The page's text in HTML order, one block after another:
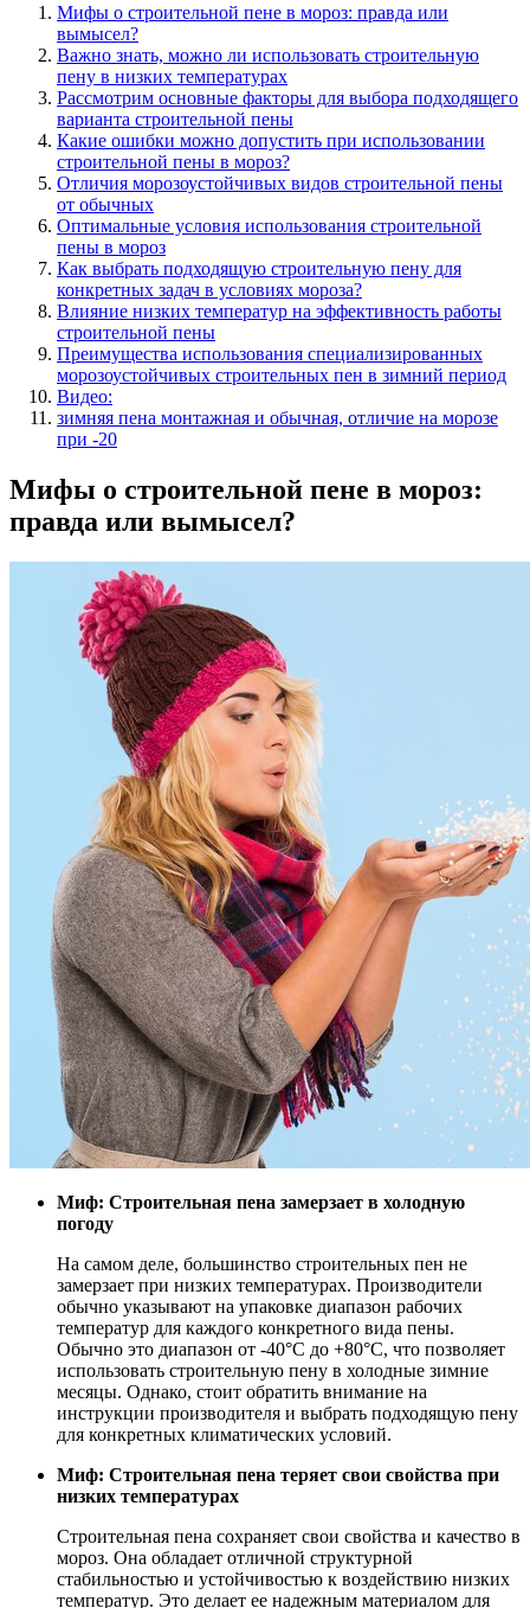
Мифы о строительной пене в мороз: правда или
вымысел?
Важно знать, можно ли использовать строительную
пену в низких температурах
Рассмотрим основные факторы для выбора подходящего
варианта строительной пены
Какие ошибки можно допустить при использовании
строительной пены в мороз?
Отличия морозоустойчивых видов строительной пены
от обычных
Оптимальные условия использования строительной
пены в мороз
Как выбрать подходящую строительную пену для
конкретных задач в условиях мороза?
Влияние низких температур на эффективность работы
строительной пены
Преимущества использования специализированных
морозоустойчивых строительных пен в зимний период
Видео:
зимняя пена монтажная и обычная, отличие на морозе
при -20
Мифы о строительной пене в мороз:
правда или вымысел?
Миф: Строительная пена замерзает в холодную
погоду
На самом деле, большинство строительных пен не
замерзает при низких температурах. Производители
обычно указывают на упаковке диапазон рабочих
температур для каждого конкретного вида пены.
Обычно это диапазон от -40°C до +80°C, что позволяет
использовать строительную пену в холодные зимние
месяцы. Однако, стоит обратить внимание на
инструкции производителя и выбрать подходящую пену
для конкретных климатических условий.
Миф: Строительная пена теряет свои свойства при
низких температурах
Строительная пена сохраняет свои свойства и качество в
мороз. Она обладает отличной структурной
стабильностью и устойчивостью к воздействию низких
температур. Это делает ее надежным материалом для